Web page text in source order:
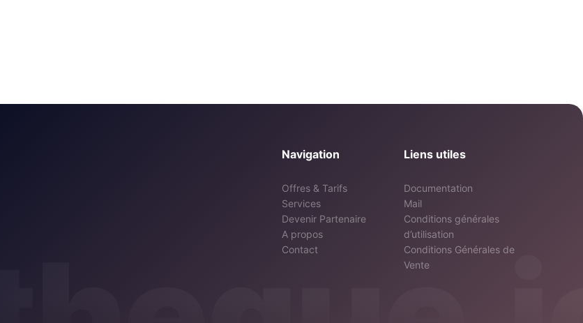
Navigation
Offres & Tarifs
Services
Devenir Partenaire
A propos
Contact
Liens utiles
Documentation
Mail
Conditions générales
d’utilisation
Conditions Générales de
Vente